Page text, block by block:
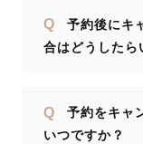
Q
予約後にキ
合はどうしたら
Q
予約をキャ
いつですか？